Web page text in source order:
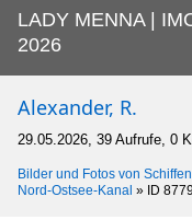
LADY MENNA |
2026
Alexander, R.
29.05.2026, 39 Aufrufe, 0
Bilder und Fotos von
Nord-Ostsee-Kanal » ID